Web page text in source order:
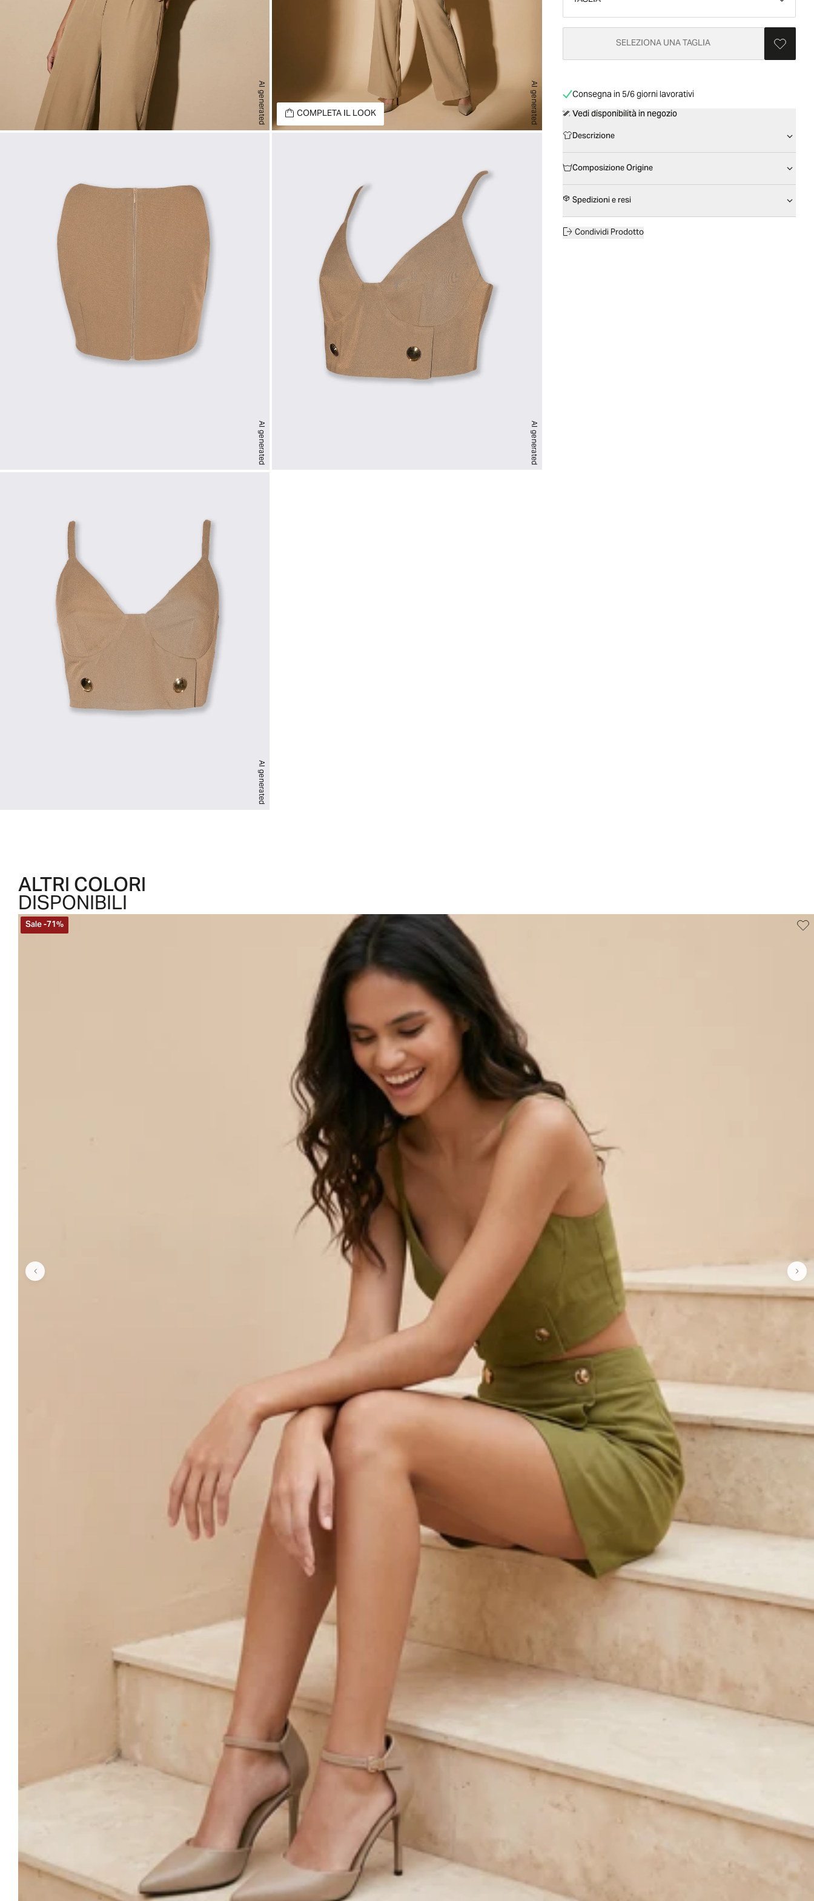
AI generated AI generated
COMPLETA IL LOOK
AI generated AI generated
AI generated
SELEZIONA UNA TAGLIA
Consegna in 5/6 giorni lavorativi
Vedi disponibilità in negozio
Descrizione
Composizione Origine
Spedizioni e resi
Condividi Prodotto
ALTRI COLORI
DISPONIBILI
Sale-71%